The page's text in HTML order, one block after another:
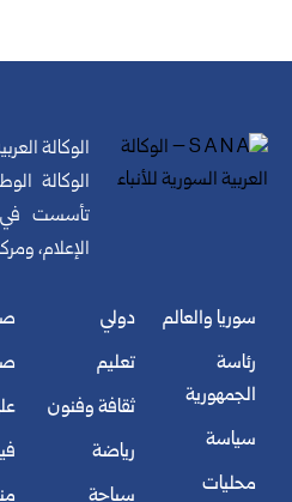
الوكالة
الوكالة
الإعلام،
سوريا والعالم
رئاسة
الجمهورية
سياسة
محليات
دولي
تعليم
ثقافة وفنون
رياضة
سياحة